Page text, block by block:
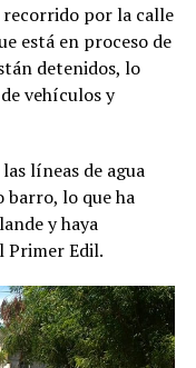
por la calle
está en proceso de
detenidos, lo
vehículos y
líneas de agua
barro, lo que ha
y haya
Primer Edil.